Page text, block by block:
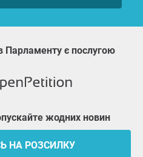
Парламенту є послугою
жодних новин
НА РОЗСИЛКУ